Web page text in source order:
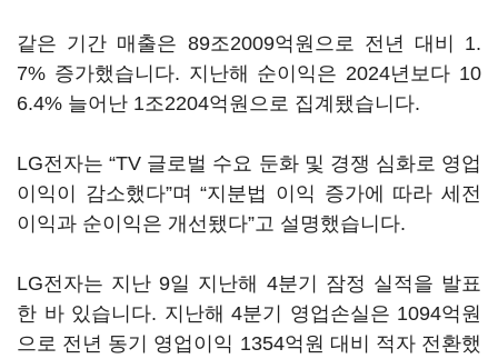
같은 기간 매출은 89조2009억원으로 전년 대비 1.
7% 증가했습니다. 지난해 순이익은 2024년보다 10
6.4% 늘어난 1조2204억원으로 집계됐습니다.
LG전자는 “TV 글로벌 수요 둔화 및 경쟁 심화로 영업
이익이 감소했다”며 “지분법 이익 증가에 따라 세전
이익과 순이익은 개선됐다”고 설명했습니다.
LG전자는 지난 9일 지난해 4분기 잠정 실적을 발표
한 바 있습니다. 지난해 4분기 영업손실은 1094억원
으로 전년 동기 영업이익 1354억원 대비 적자 전환했